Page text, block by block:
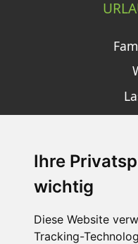
Ihre
wichtig
Diese Website
Tracking-
Die Schneehoehen
Muss für alle